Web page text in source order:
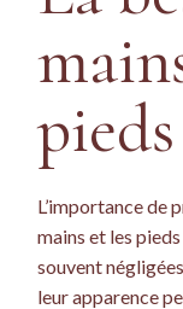
pieds
L’importance de
mains et les
souvent
leur apparence